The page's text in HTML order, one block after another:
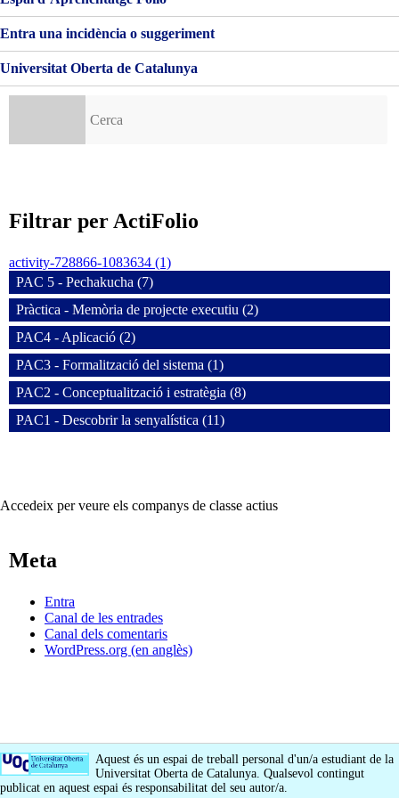
Entra una incidència o suggeriment
Universitat Oberta de Catalunya
Filtrar per ActiFolio
activity-728866-1083634 (1)
PAC 5 - Pechakucha (7)
Pràctica - Memòria de projecte executiu (2)
PAC4 - Aplicació (2)
PAC3 - Formalització del sistema (1)
PAC2 - Conceptualització i estratègia (8)
PAC1 - Descobrir la senyalística (11)
Accedeix per veure els companys de classe actius
Meta
Entra
Canal de les entrades
Canal dels comentaris
WordPress.org (en anglès)
Aquest és un espai de treball personal d'un/a estudiant de la
Universitat Oberta de Catalunya. Qualsevol contingut
publicat en aquest espai és responsabilitat del seu autor/a.